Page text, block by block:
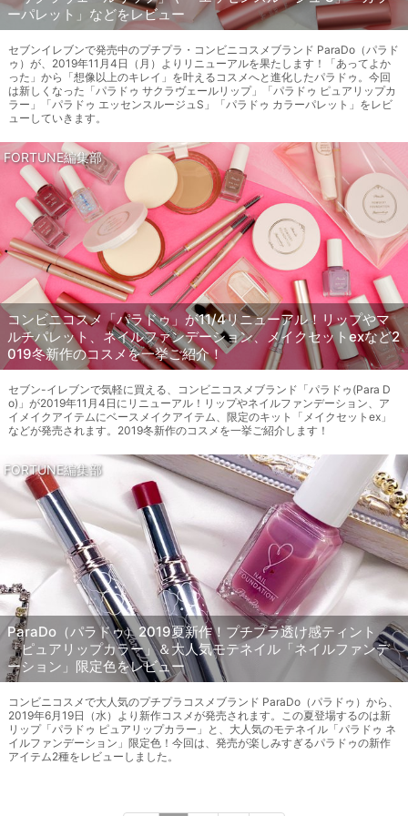
ーパレット」などをレビュー
セブンイレブンで発売中のプチプラ・コンビニコスメブランド ParaDo（パラド
ゥ）が、2019年11月4日（月）よりリニューアルを果たします！「あってよか
った」から「想像以上のキレイ」を叶えるコスメへと進化したパラドゥ。今回
は新しくなった「パラドゥ サクラヴェールリップ」「パラドゥ ピュアリップカ
ラー」「パラドゥ エッセンスルージュS」「パラドゥ カラーパレット」をレビ
ューしていきます。
FORTUNE編集部
コンビニコスメ「パラドゥ」が11/4リニューアル！リップやマ
ルチパレット、ネイルファンデーション、メイクセットexなど2
019冬新作のコスメを一挙ご紹介！
セブン-イレブンで気軽に買える、コンビニコスメブランド「パラドゥ(Para D
o)」が2019年11月4日にリニューアル！リップやネイルファンデーション、ア
イメイクアイテムにベースメイクアイテム、限定のキット「メイクセットex」
などが発売されます。2019冬新作のコスメを一挙ご紹介します！
FORTUNE編集部
ParaDo（パラドゥ）2019夏新作！プチプラ透け感ティント
「ピュアリップカラー」＆大人気モテネイル「ネイルファンデ
ーション」限定色をレビュー
コンビニコスメで大人気のプチプラコスメブランド ParaDo（パラドゥ）から、
2019年6月19日（水）より新作コスメが発売されます。この夏登場するのは新
リップ「パラドゥ ピュアリップカラー」と、大人気のモテネイル「パラドゥ ネ
イルファンデーション」限定色！今回は、発売が楽しみすぎるパラドゥの新作
アイテム2種をレビューしました。